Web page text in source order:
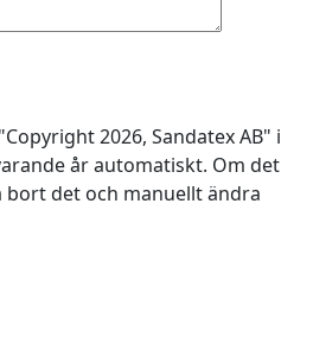
2026, Sandatex AB" i
år automatiskt. Om det
det och manuellt ändra